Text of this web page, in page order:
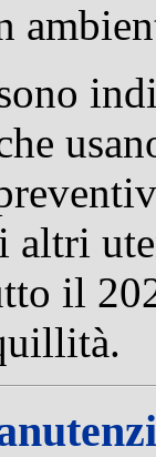
altri
il